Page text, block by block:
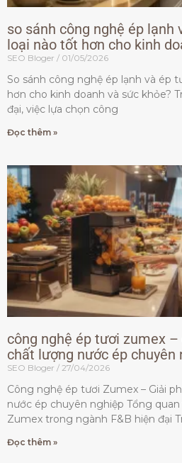
so sánh công nghệ ép lạnh
loại nào tốt hơn cho kinh
SEO Bloger 01/05/2026
So sánh công nghệ ép lạnh và ép
hơn cho kinh doanh và sức khỏe?
đại, việc lựa chọn công
Đọc thêm »
công nghệ ép tươi zumex
chất lượng nước ép chuyên
SEO Bloger 27/04/2026
Công nghệ ép tươi Zumex – Giải
nước ép chuyên nghiệp Tổng
Zumex trong ngành F&B hiện đại
Đọc thêm »